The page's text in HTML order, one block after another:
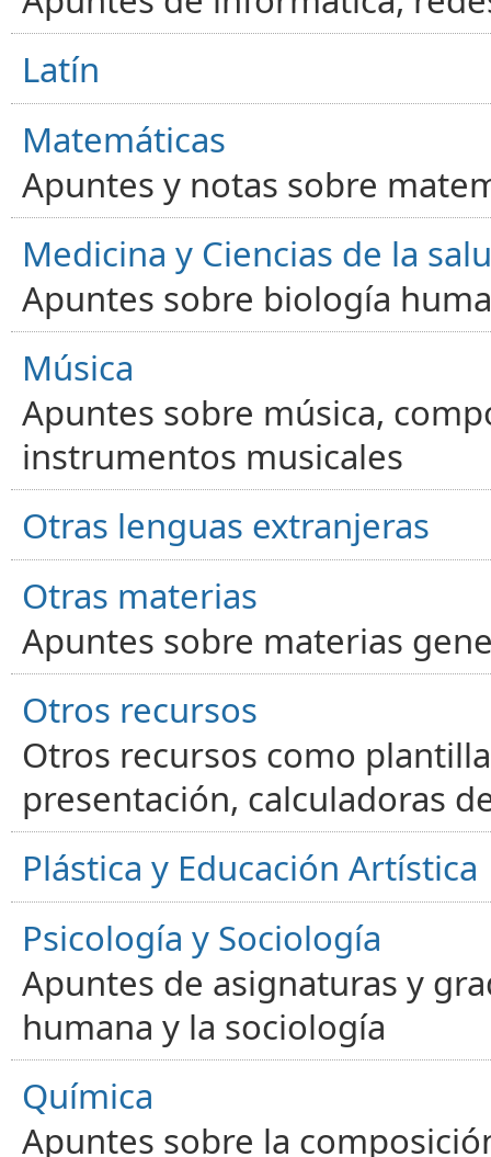
Latín
Matemáticas
Apuntes y notas sobre
Medicina y Ciencias de la
Apuntes sobre biología
Música
Apuntes sobre música,
instrumentos musicales
Otras lenguas extranjeras
Otras materias
Apuntes sobre materias
Otros recursos
Otros recursos como
presentación, calculadoras
Plástica y Educación Artística
Psicología y Sociología
Apuntes de asignaturas y
humana y la sociología
Química
Apuntes sobre la